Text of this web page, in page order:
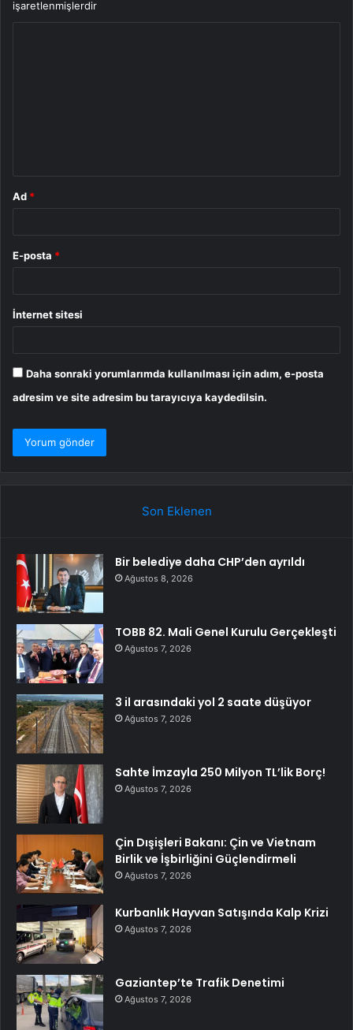
işaretlenmişlerdir
Ad *
E-posta *
İnternet sitesi
Daha sonraki yorumlarımda kullanılması için adım, e-posta
adresim ve site adresim bu tarayıcıya kaydedilsin.
Son Eklenen
Bir belediye daha CHP’den ayrıldı
Ağustos 8, 2026
TOBB 82. Mali Genel Kurulu Gerçekleşti
Ağustos 7, 2026
3 il arasındaki yol 2 saate düşüyor
Ağustos 7, 2026
Sahte İmzayla 250 Milyon TL’lik Borç!
Ağustos 7, 2026
Çin Dışişleri Bakanı: Çin ve Vietnam
Birlik ve İşbirliğini Güçlendirmeli
Ağustos 7, 2026
Kurbanlık Hayvan Satışında Kalp Krizi
Ağustos 7, 2026
Gaziantep’te Trafik Denetimi
Ağustos 7, 2026